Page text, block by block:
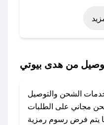
البيضاء (شهر نوفمبر)،
أو حتى عروض
العثور بسهولة على
الإلكتروني لإضافته
بسرعة.
من هدى بيوتي
الشحن والتوصيل
مجاني على الطلبات
يتم فرض رسوم رمزية